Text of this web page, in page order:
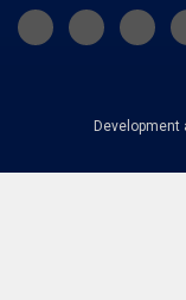
Development